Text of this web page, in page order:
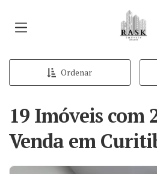
Página
Ordenar
19 Imóveis com
Venda em